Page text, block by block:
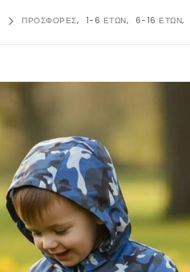
ΠΡΟΣΦΟΡΈΣ, 1-6 ΕΤΏΝ, 6-16 ΕΤΏΝ,